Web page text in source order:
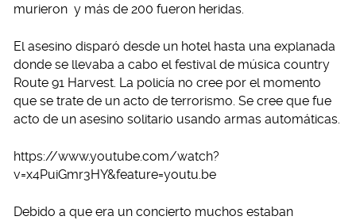
murieron y más de 200 fueron heridas.
El asesino disparó desde un hotel hasta una explanada
donde se llevaba a cabo el festival de música country
Route 91 Harvest. La policía no cree por el momento
que se trate de un acto de terrorismo. Se cree que fue
acto de un asesino solitario usando armas automáticas.
https://www.youtube.com/watch?
v=x4PuiGmr3HY&feature=youtu.be
Debido a que era un concierto muchos estaban